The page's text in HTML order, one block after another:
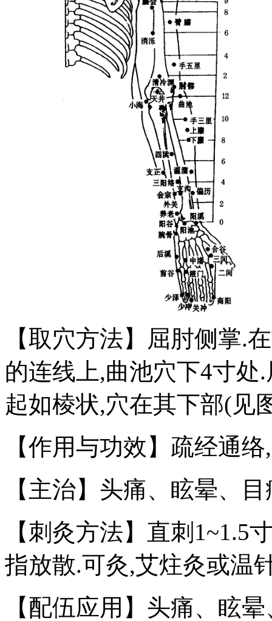
【取穴方法】屈肘侧掌.
的连线上,曲池穴下4寸
起如棱状,穴在其下部(见
【作用与功效】疏经通
【主治】头痛、眩晕、
【刺灸方法】直刺1~1.5
指放散.可灸,艾炷灸或温
【配伍应用】头痛、眩